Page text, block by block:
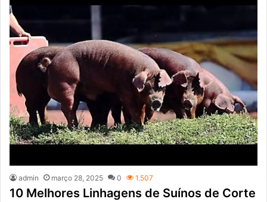
admin março 28, 2025 0 1.507
10 Melhores Linhagens de Suínos de Corte